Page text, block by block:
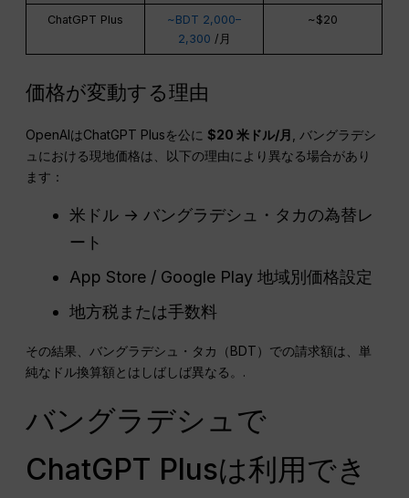
ChatGPT Plus
~BDT 2,000–
2,300 /月
~$20
価格が変動する理由
OpenAIはChatGPT Plusを公に$20米ドル/月
, バングラデシ
ュにおける現地価格は、以下の理由により異なる場合があり
ます：
米ドル → バングラデシュ・タカの為替レ
ート
App Store / Google Play 地域別価格設定
地方税または手数料
その結果、バングラデシュ・タカ（BDT）での請求額は、単
純なドル換算額とはしばしば異なる。.
バングラデシュで
ChatGPT Plusは利用でき